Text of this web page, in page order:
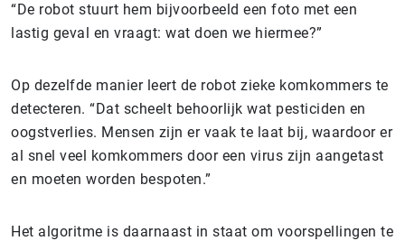
“De robot stuurt hem bijvoorbeeld een foto met een
lastig geval en vraagt: wat doen we hiermee?”
Op dezelfde manier leert de robot zieke komkommers te
detecteren. “Dat scheelt behoorlijk wat pesticiden en
oogstverlies. Mensen zijn er vaak te laat bij, waardoor er
al snel veel komkommers door een virus zijn aangetast
en moeten worden bespoten.”
Het algoritme is daarnaast in staat om voorspellingen te